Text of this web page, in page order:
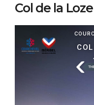
Col de la Loze